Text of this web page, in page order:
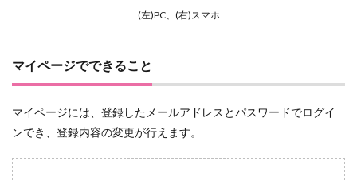
(左)PC、(右)スマホ
マイページでできること
マイページには、登録したメールアドレスとパスワードでログイ
ンでき、登録内容の変更が行えます。